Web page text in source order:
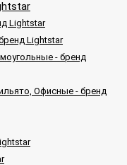
Lightstar
Lightstar
- бренд
Офисные - бренд